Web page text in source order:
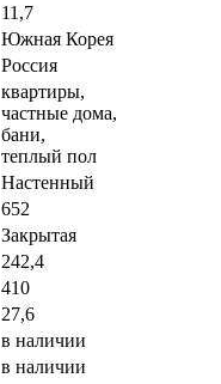
11,7
Южная Корея
Россия
квартиры,
частные дома,
бани,
теплый пол
Настенный
652
Закрытая
242,4
410
27,6
в наличии
в наличии